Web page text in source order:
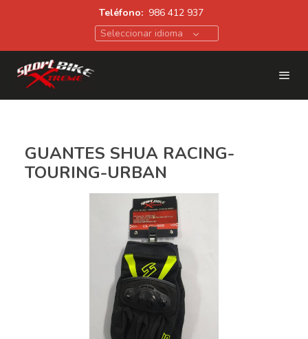
Teléfono: 986 412 937
Seleccionar idioma
GUANTES SHUA RACING-
TOURING-URBAN